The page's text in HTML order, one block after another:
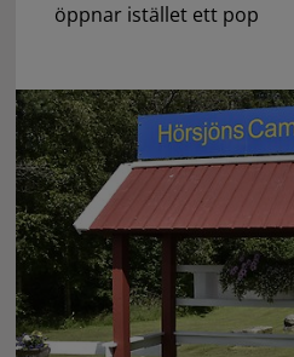
öppnar istället ett pop